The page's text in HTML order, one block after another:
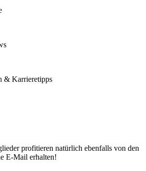
& Karrieretipps
profitieren natürlich ebenfalls von den
E-Mail erhalten!